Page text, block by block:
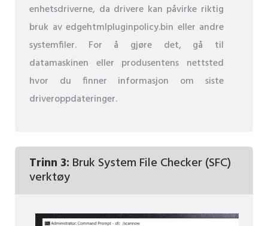
enhetsdriverne, da drivere kan påvirke riktig
bruk av edgehtmlpluginpolicy.bin eller andre
systemfiler. For å gjøre det, gå til
datamaskinen eller produsentens nettsted
hvor du finner informasjon om siste
driveroppdateringer.
Trinn 3: Bruk System File Checker (SFC)
verktøy